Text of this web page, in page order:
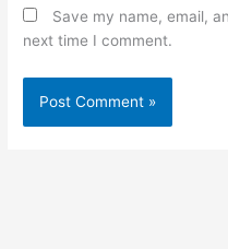
Save my name, email,
next time I comment.